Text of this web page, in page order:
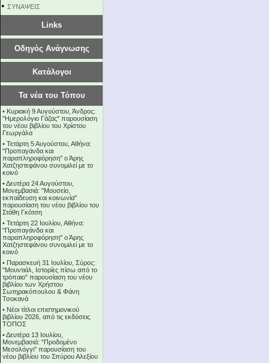
• ΣΥΝΑΨΕΙΣ
Links
Οδηγός Ανάγνωσης
Κατάλογοι
Τα νέα του Τόπου
• Κυριακή 9 Αυγούστου, Άνδρος:
"Ημερολόγιο Γάζας" παρουσίαση
του νέου βιβλίου του Χρίστου
Γεωργάλα
• Τετάρτη 5 Αυγούστου, Αθήνα:
"Προπαγάνδα και
παραπληροφόρηση" ο Άρης
Χατζηστεφάνου συνομιλεί με το
κοινό
•Δευτέρα 24 Αυγούστου,
Μονεμβασιά: "Μουσείο,
εκπαίδευση και κοινωνία"
παρουσίαση του νέου βιβλίου του
Στάθη Γκότση
• Τετάρτη 22 Ιουλίου, Αθήνα:
"Προπαγάνδα και
παραπληροφόρηση" ο Άρης
Χατζηστεφάνου συνομιλεί με το
κοινό
• Παρασκευή 31 Ιουλίου, Σύρος:
"Μουντιάλ, Ιστορίες πίσω από το
τρόπαιο" παρουσίαση του νέου
βιβλίου των Χρήστου
Σωτηρακόπουλου & Φάνη
Τσοκανά
• Νέοι τίτλοι επιστημονικού
βιβλίου 2026, από τις εκδόσεις
ΤΟΠΟΣ
•Δευτέρα 13 Ιουλίου,
Μονεμβασιά: "Προδομένο
Μεσολόγγι" παρουσίαση του
νέου βιβλίου του Σπύρου Αλεξίου